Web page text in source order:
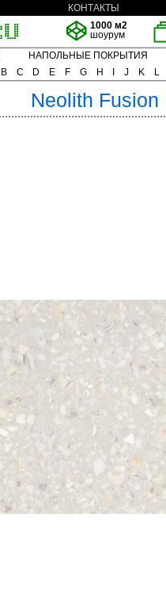
КОНТАКТЫ
1000 м2
шоурум
НАПОЛЬНЫЕ ПОКРЫТИЯ
B C D E F G H J K L
Neolith Fusion